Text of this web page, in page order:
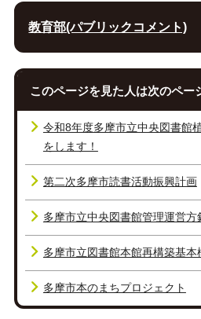
教育部(パブリックコメント)
このページを見た人は次のペー
令和8年度多摩市立中央図書館
をします！
第二次多摩市読書活動振興計画
多摩市立中央図書館管理運営方
多摩市立図書館本館再構築基本
多摩市本のまちプロジェクト